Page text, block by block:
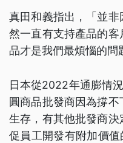
真田和義指出，「並
然一直有支持產品的
品才是我們最煩惱的問
日本從2022年通膨情
圓商品批發商因為撐
生存，有其他批發商
促員工開發有附加價值